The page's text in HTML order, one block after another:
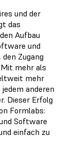
und der
das
Aufbau
und
Zugang
mehr als
mehr
anderen
Dieser Erfolg
Formlabs:
Software
einfach zu